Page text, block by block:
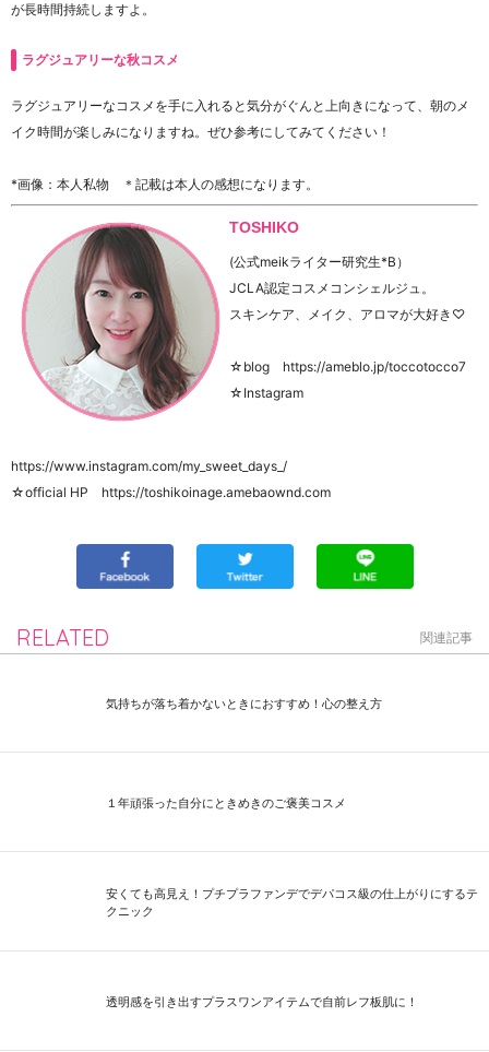
が長時間持続しますよ。
ラグジュアリーな秋コスメ
ラグジュアリーなコスメを手に入れると気分がぐんと上向きになって、朝のメ
イク時間が楽しみになりますね。ぜひ参考にしてみてください！
*画像：本人私物 ＊記載は本人の感想になります。
TOSHIKO
(公式meikライター研究生*B）
JCLA認定コスメコンシェルジュ。
スキンケア、メイク、アロマが大好き♡
☆blog https://ameblo.jp/toccotocco7
☆Instagram
https://www.instagram.com/my_sweet_days_/
☆official HP https://toshikoinage.amebaownd.com
RELATED 関連記事
気持ちが落ち着かないときにおすすめ！心の整え方
１年頑張った自分にときめきのご褒美コスメ
安くても高見え！プチプラファンデでデパコス級の仕上がりにするテ
クニック
透明感を引き出すプラスワンアイテムで自前レフ板肌に！